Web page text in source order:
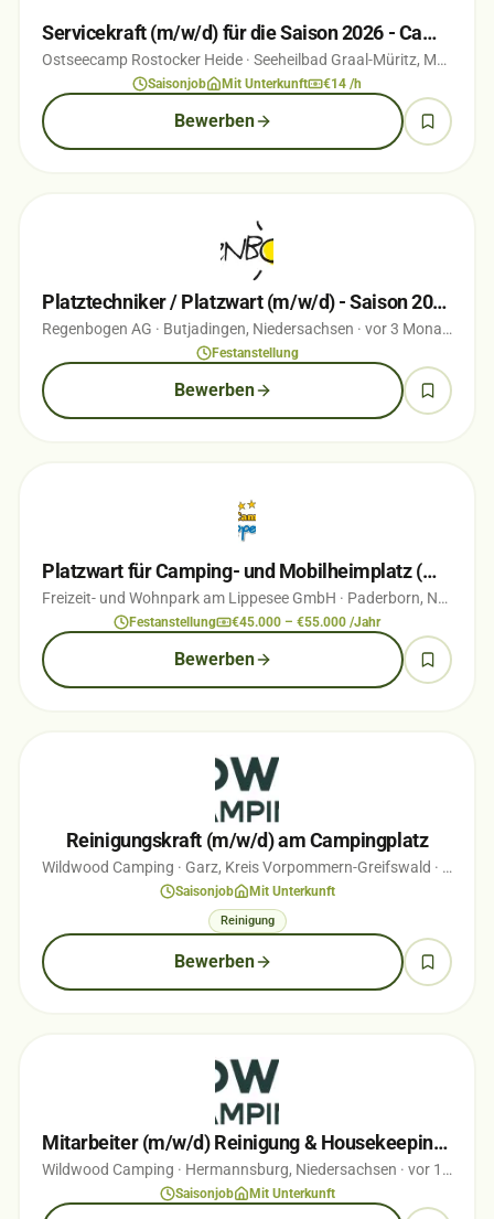
Servicekraft (m/w/d) für die Saison 2026 - Campingplatz direkt an der Ostsee
Ostseecamp Rostocker Heide · Seeheilbad Graal-Müritz, Mecklenburg-Vorpommern
Saisonjob Mit Unterkunft €14 /h
Bewerben
Platztechniker / Platzwart (m/w/d) - Saison 2026
Regenbogen AG · Butjadingen, Niedersachsen · vor 3 Monaten
Festanstellung
Bewerben
Platzwart für Camping- und Mobilheimplatz (m/w/d)
Freizeit- und Wohnpark am Lippesee GmbH · Paderborn, Nordrhein-Westfalen
Festanstellung €45.000 – €55.000 /Jahr
Bewerben
Reinigungskraft (m/w/d) am Campingplatz
Wildwood Camping · Garz, Kreis Vorpommern-Greifswald · vor 3 Monaten
Saisonjob Mit Unterkunft
Reinigung
Bewerben
Mitarbeiter (m/w/d) Reinigung & Housekeeping – Campingplatz - Saison 2026
Wildwood Camping · Hermannsburg, Niedersachsen · vor 1 Monaten
Saisonjob Mit Unterkunft